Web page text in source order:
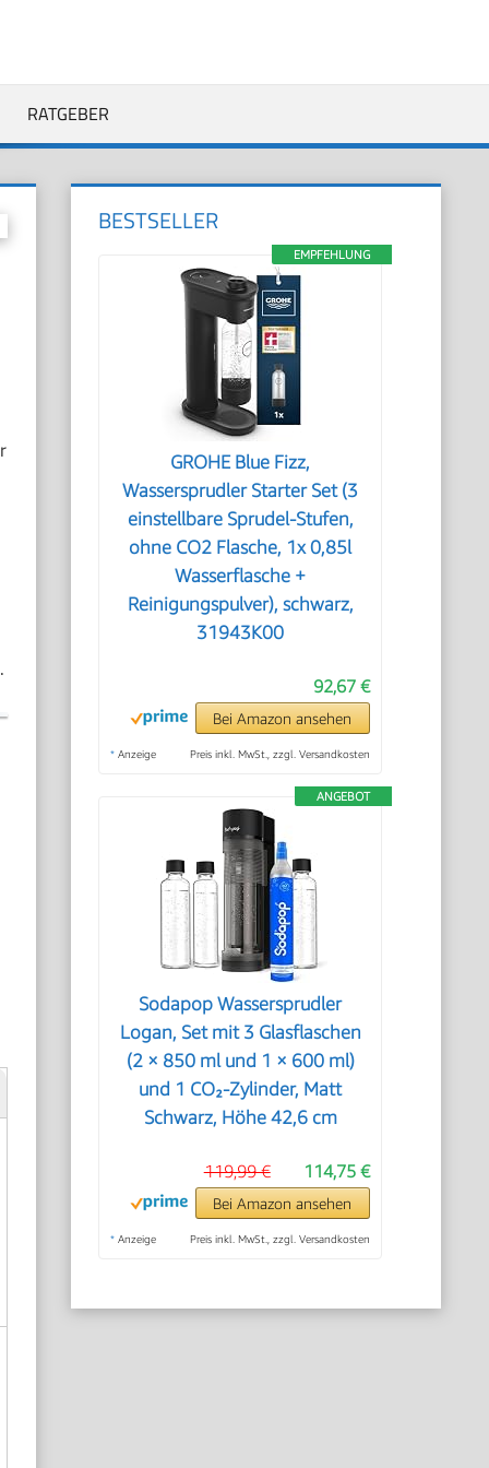
RATGEBER
BESTSELLER
EMPFEHLUNG
GROHE Blue Fizz,
Wassersprudler Starter Set (3
einstellbare Sprudel-Stufen,
ohne CO2 Flasche, 1x 0,85l
Wasserflasche +
Reinigungspulver), schwarz,
31943K00
92,67 €
Bei Amazon ansehen
* Anzeige Preis inkl. MwSt., zzgl. Versandkosten
ANGEBOT
Sodapop Wassersprudler
Logan, Set mit 3 Glasflaschen
(2 × 850 ml und 1 × 600 ml)
und 1 CO₂-Zylinder, Matt
Schwarz, Höhe 42,6 cm
114,75 €
119,99 €
Bei Amazon ansehen
* Anzeige Preis inkl. MwSt., zzgl. Versandkosten